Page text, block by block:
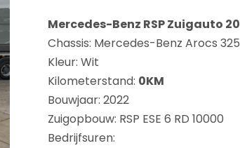
Mercedes-Benz RSP Zuigauto
Chassis: Mercedes-Benz Arocs
Kleur: Wit
Kilometerstand: 0KM
Bouwjaar: 2022
Zuigopbouw: RSP ESE 6 RD 10000
Bedrijfsuren: